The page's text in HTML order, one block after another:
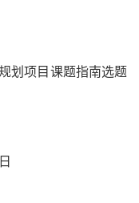
划项目课题指南选题